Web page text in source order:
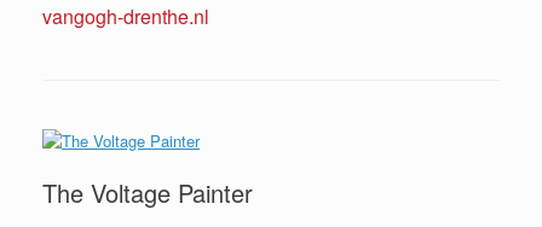
vangogh-drenthe.nl
The Voltage Painter